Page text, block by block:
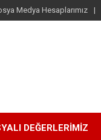
Medya Hesaplarımız
DEĞERLERİMİZ